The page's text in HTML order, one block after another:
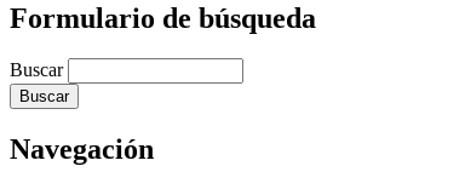
Formulario de búsqueda
Buscar
Navegación